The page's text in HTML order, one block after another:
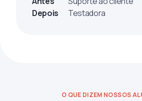
Depois
Testadora
O QUE DIZEM NOSSOS